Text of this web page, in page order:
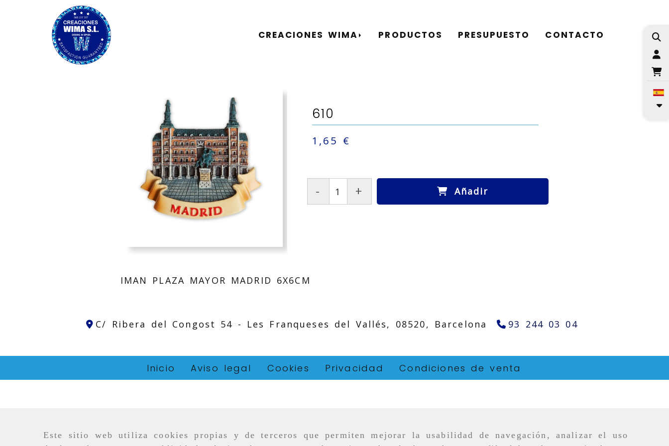
Este sitio web utiliza cookies propias y de terceros que permiten mejorar la usabilidad de navegación, analizar el uso
CREACIONES WIMA PRODUCTOS PRESUPUESTO CONTACTO
610
1,65 €
- + Añadir
IMAN PLAZA MAYOR MADRID 6X6CM
C/ Ribera del Congost 54 - Les Franqueses del Vallés, 08520, Barcelona 93 244 03 04
Inicio Aviso legal Cookies Privacidad Condiciones de venta